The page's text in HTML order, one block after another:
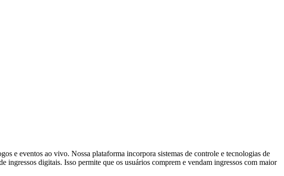
e eventos ao vivo. Nossa plataforma incorpora sistemas de controle e tecnologias de
digitais. Isso permite que os usuários comprem e vendam ingressos com maior